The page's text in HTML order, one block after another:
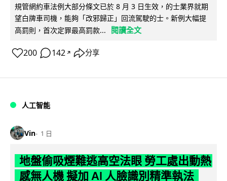
規管網約車法例大部分條文已於 8 月 3 日生效，的士業界就期
望白牌車司機，能夠「改邪歸正」回流駕駛的士。新例大幅提
高罰則，首次定罪最高罰款...
閱讀全文
200 142 ↗ 分享
人工智能
Vin 1 日
地盤偷吸煙難逃高空法眼 勞工處出動熱
感無人機 擬加 AI 人臉識別精準執法